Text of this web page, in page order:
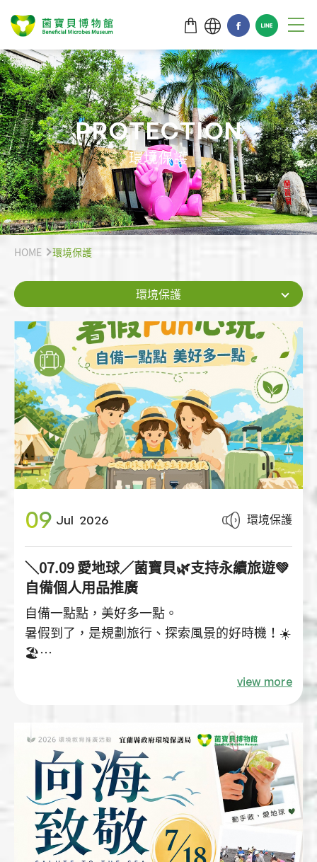
PROTECTION
環境保護
HOME 環境保護
環境保護
09 Jul 2026 環境保護
＼07.09 愛地球／菌寶貝🌿支持永續旅遊💚
自備個人用品推廣
自備一點點，美好多一點。
暑假到了，是規劃旅行、探索風景的好時機！☀️
🏖️
用品一起帶著走，不僅使用起來更習慣、更方
保🌿
鼓勵大家養成自備個人用品的好習慣。如有需
求，仍可向旅宿業者洽詢相關服務。
每一次自備，都是對環境多一分友善；每一次選
擇，都讓永續更靠近我們的生活💚
今年暑假，就從整理行李開始，一起讓旅行留下
美好回憶，也留下愛護環境的足跡✨
view more